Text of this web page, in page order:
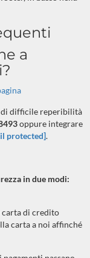
a
di difficile reperibilità
oppure integrare
protected].
in due modi:
carta di credito
carta a noi affinché